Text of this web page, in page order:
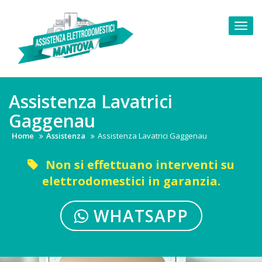
Assistenza Lavatrici
Gaggenau
Home Assistenza Assistenza Lavatrici Gaggenau
Non si effettuano interventi su
elettrodomestici in garanzia.
WHATSAPP